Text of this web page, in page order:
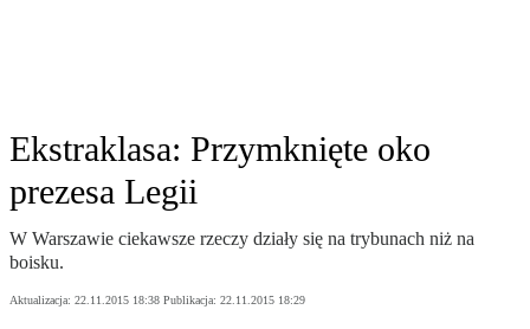
Ekstraklasa: Przymknięte oko
prezesa Legii
W Warszawie ciekawsze rzeczy działy się na trybunach niż na
boisku.
Aktualizacja: 22.11.2015 18:38 Publikacja: 22.11.2015 18:29